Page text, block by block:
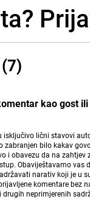
kao gost
isključivo lični stavovi
zabranjen bilo kakav
i obavezu da na
Obaviještavamo
narativ koji je u
komentare bez
neprimjerenih